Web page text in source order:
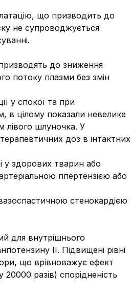
що призводить до
не супроводжується
до зниження
потоку плазми без змін
у спокої та при
в цілому показали невелике
лівого шлуночка. У
доз в інтактних
у здорових тварин або
гіпертензією або
стенокардією
для внутрішнього
ІІ. Підвищені рівні
що врівноважує ефект
разів) спорідненість